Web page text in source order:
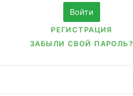
РЕГИСТРАЦИЯ
ЗАБЫЛИ СВОЙ ПАРОЛЬ?